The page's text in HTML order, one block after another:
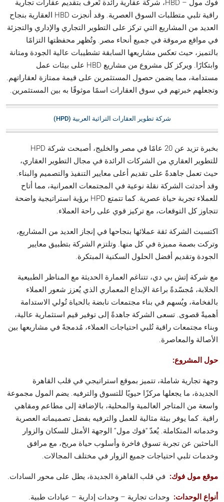
فوك مول – HBD، شركة عقارية رائدة تُعرف بتقديم عقارات تجارية
راقية تلبي متطلبات السوق العصرية. وقد أنجزت HBD العقارية بنجاح
العديد من المشاريع التي تركز على التطوير التجاري والإداري والتجزئة
في مواقع مرموقة في جميع أنحاء مصر. وتُظهر محفظتها التزامًا
بالتميز، حيث تعكس مشاريعها السابقة تشطيبات عالية الجودة ومتانة
وابتكارًا. ويركز كل مشروع من مشاريع HBD على بيئات عمل
مستدامة، مما يضمن حصول المستثمرين على قيمة ممتازة لعقاراتهم.
وتجعلهم خبرتهم في سوق العقارات اسمًا موثوقًا به بين المستثمرين.
شركة تطوير العقارات التراثية العربية (HPD)
بخبرة تزيد عن 20 عامًا في مصر والخليج، أصبحت شركة HPD
للتطوير العقاري من الشركات الرائدة في مجال التطوير العقاري،
حيث تعمل جاهدةً على تقديم أعلى معايير التنفيذ والتصميم والبناء.
وقد أحدثت الشركة نقلة نوعية في المجتمعات العمرانية، مما أتاح
للعملاء تجربة حياة عصرية. كما تتمتع HPD برؤية استراتيجية واضحة
تتجاوز كل التوقعات، مع تركيز قوي على راحة العملاء.
اكتسبت الشركة ثقة عملائها بنجاحها في إنجاز العديد من المشاريع،
وتركت بصمة مميزة في كل منها. وتلتزم الشركة بتطبيق معايير
الجودة وتقديم أفضل الحلول السكنية المبتكرة.
مع شركة إتش بي دي، تتناغم العمارة الحديثة مع المناظر الطبيعية
الخلابة، مُجسّدةً براعة الإبداع المعماري الذي يُعزز شعور العملاء
بالفخامة، ويُسهم في بناء مجتمعات نابضة بالحياة تُولي الاستدامة
أهميةً قصوى. تسعى الشركة جاهدةً إلى توفير قيم استثمارية عالية،
وبناء مجتمعات راقية تُلبي احتياجات العملاء، مُدمجةً في مشاريعها بين
الأصالة والمعاصرة.
حول المشروع:
وجهة تجارية شاملة، تتميز بموقع استراتيجي في قلب القاهرة
الجديدة، ما يجعلها مركزًا حيويًا للتسوق والترفيه. يضم المول مجموعة
واسعة من المتاجر العالمية والمحلية، بالإضافة إلى مطاعم ومقاهي
راقية. كما يوفر بيئة مثالية للعمل والترفيه بفضل تصميماته العصرية
وخدماته المتكاملة. يُعدّ “فوك مول” الوجهة الأمثل للسكان والزوار
الباحثين عن تجربة تسوق فاخرة وأسلوب حياة مريح، مع مرافق
وخدمات تلبي احتياجات جميع الزوار في مختلف المجالات.
موقع مول فوك: في قلب القاهرة الجديدة، يطل على محور السادات.
أنواع الوحدات: وحدات تجارية – وحدات إدارية – عيادات طبية.